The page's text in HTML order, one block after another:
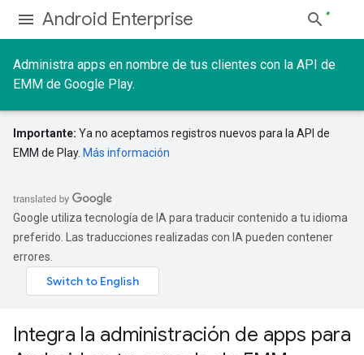
Android Enterprise
Administra apps en nombre de tus clientes con la API de
EMM de Google Play.
Importante: Ya no aceptamos registros nuevos para la API de
EMM de Play. Más información
Google utiliza tecnología de IA para traducir contenido a tu idioma
preferido. Las traducciones realizadas con IA pueden contener
errores.
Integra la administración de apps para